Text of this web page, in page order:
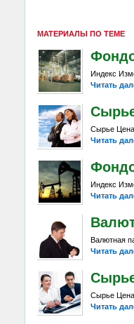
МАТЕРИАЛЫ ПО ТЕМЕ
Индекс
Читать
Сырье
Читать
Индекс
Читать
Валютная
Читать
Сырье
Читать